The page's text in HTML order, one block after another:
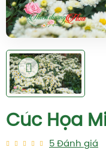
Cúc Họa
5 Đánh giá